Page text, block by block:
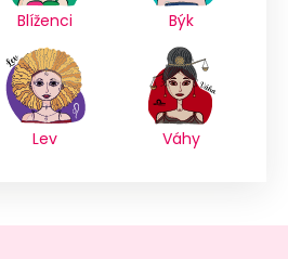
Blíženci Býk
Lev Váhy